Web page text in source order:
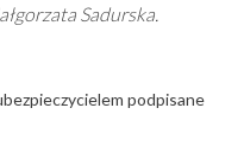
Sadurska.
podpisane